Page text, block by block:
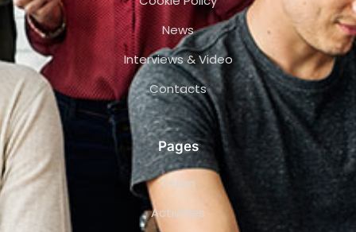
News
Interviews & Video
Contacts
Pages
Team
Activities